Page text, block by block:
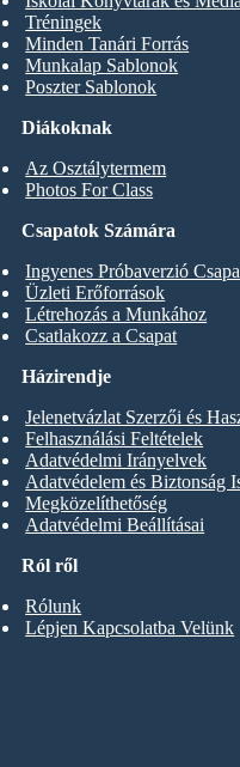
Diákoknak
Az Osztálytermem
Photos For Class
Tréningek
Minden Tanári Forrás
Munkalap Sablonok
Poszter Sablonok
Csapatok Számára
Ingyenes Próbaverzió
Üzleti Erőforrások
Létrehozás a Munkához
Csatlakozz a Csapat
Ról ről
Rólunk
Lépjen Kapcsolatba Velünk
Házirendje
Jelenetvázlat Szerzői és
Felhasználási Feltételek
Adatvédelmi Irányelvek
Adatvédelem és Biztonság
Megközelíthetőség
Adatvédelmi Beállításai